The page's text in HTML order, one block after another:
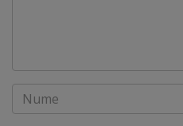
Nume